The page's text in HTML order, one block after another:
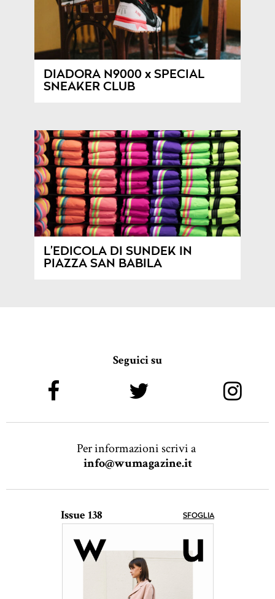
DIADORA N9000 x SPECIAL
SNEAKER CLUB
L’EDICOLA DI SUNDEK IN
PIAZZA SAN BABILA
Seguici su
Per informazioni scrivi a
info@wumagazine.it
Issue 138 SFOGLIA